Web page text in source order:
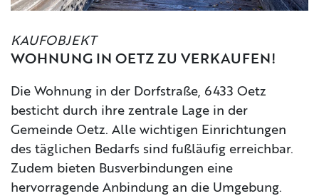
KAUFOBJEKT
WOHNUNG IN OETZ ZU VERKAUFEN!
Die Wohnung in der Dorfstraße, 6433 Oetz
besticht durch ihre zentrale Lage in der
Gemeinde Oetz. Alle wichtigen Einrichtungen
des täglichen Bedarfs sind fußläufig erreichbar.
Zudem bieten Busverbindungen eine
hervorragende Anbindung an die Umgebung.